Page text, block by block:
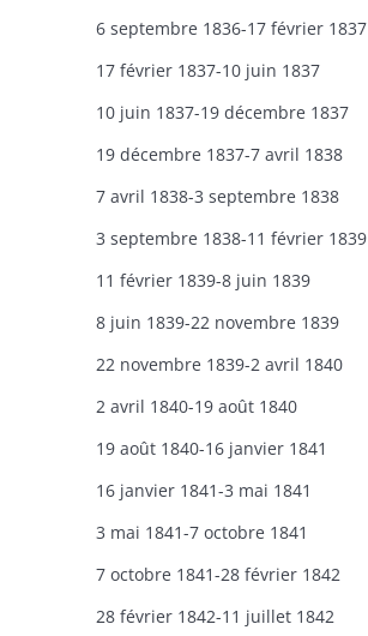
6 septembre 1836-17 février 1837
17 février 1837-10 juin 1837
10 juin 1837-19 décembre 1837
19 décembre 1837-7 avril 1838
7 avril 1838-3 septembre 1838
3 septembre 1838-11 février 1839
11 février 1839-8 juin 1839
8 juin 1839-22 novembre 1839
22 novembre 1839-2 avril 1840
2 avril 1840-19 août 1840
19 août 1840-16 janvier 1841
16 janvier 1841-3 mai 1841
3 mai 1841-7 octobre 1841
7 octobre 1841-28 février 1842
28 février 1842-11 juillet 1842